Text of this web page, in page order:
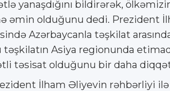
yanaşdığını bildirərək,
əmin olduğunu dedi. Prezident
Azərbaycanla təşkilat
təşkilatın Asiya regionunda
təsisat olduğunu bir daha
İlham Əliyevin rəhbərliyi ilə